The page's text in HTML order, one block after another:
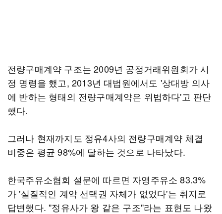
전량구매계약 구조는 2009년 공정거래위원회가 시
정 명령을 했고, 2013년 대법원에서도 '상대방 의사
에 반하는 형태의 전량구매계약은 위법하다'고 판단
했다.
그러나 현재까지도 정유4사의 전량구매계약 체결
비중은 평균 98%에 달하는 것으로 나타났다.
한국주유소협회 설문에 따르면 자영주유소 83.3%
가 '실질적인 계약 선택권 자체가 없었다'는 취지로
답변했다. "정유사가 왕 같은 구조"라는 표현도 나왔